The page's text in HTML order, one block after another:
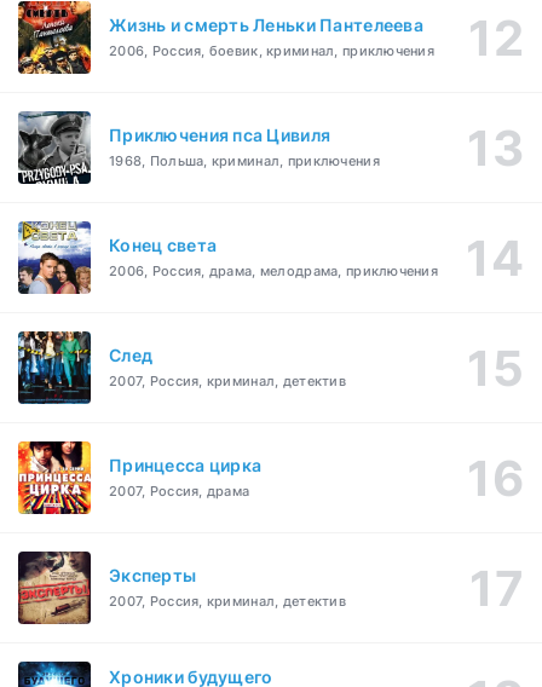
Жизнь и смерть Леньки Пантелеева
2006, Россия, боевик, криминал, приключения
Приключения пса Цивиля
1968, Польша, криминал, приключения
Конец света
2006, Россия, драма, мелодрама, приключения
След
2007, Россия, криминал, детектив
Принцесса цирка
2007, Россия, драма
Эксперты
2007, Россия, криминал, детектив
Хроники будущего